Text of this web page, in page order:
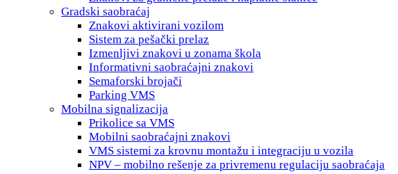
Gradski saobraćaj
Znakovi aktivirani vozilom
Sistem za pešački prelaz
Izmenljivi znakovi u zonama škola
Informativni saobraćajni znakovi
Semaforski brojači
Parking VMS
Mobilna signalizacija
Prikolice sa VMS
Mobilni saobraćajni znakovi
VMS sistemi za krovnu montažu i integraciju u vozila
NPV – mobilno rešenje za privremenu regulaciju saobraćaja